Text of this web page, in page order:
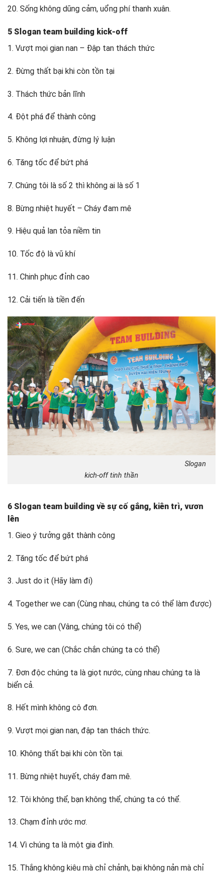
20. Sống không dũng cảm, uổng phí thanh xuân.
5 Slogan team building kick-off
1. Vượt mọi gian nan – Đập tan thách thức
2. Đừng thất bại khi còn tồn tại
3. Thách thức bản lĩnh
4. Đột phá để thành công
5. Không lợi nhuận, đừng lý luận
6. Tăng tốc để bứt phá
7. Chúng tôi là số 2 thì không ai là số 1
8. Bừng nhiệt huyết – Cháy đam mê
9. Hiệu quả lan tỏa niềm tin
10. Tốc độ là vũ khí
11. Chinh phục đỉnh cao
12. Cải tiến là tiền đến
Slogan
kich-off tinh thần
6 Slogan team building về sự cố gắng, kiên trì, vươn
lên
1. Gieo ý tưởng gặt thành công
2. Tăng tốc để bứt phá
3. Just do it (Hãy làm đi)
4. Together we can (Cùng nhau, chúng ta có thể làm được)
5. Yes, we can (Vâng, chúng tôi có thể)
6. Sure, we can (Chắc chắn chúng ta có thể)
7. Đơn độc chúng ta là giọt nước, cùng nhau chúng ta là
biển cả.
8. Hết mình không cô đơn.
9. Vượt mọi gian nan, đập tan thách thức.
10. Không thất bại khi còn tồn tại.
11. Bừng nhiệt huyết, cháy đam mê.
12. Tôi không thể, bạn không thể, chúng ta có thể.
13. Chạm đỉnh ước mơ.
14. Vì chúng ta là một gia đình.
15. Thắng không kiêu mà chỉ chảnh, bại không nản mà chỉ